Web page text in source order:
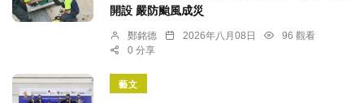
開設 嚴防颱風成災
鄭銘德 2026年八月08日
96 觀看
0 分享
藝文